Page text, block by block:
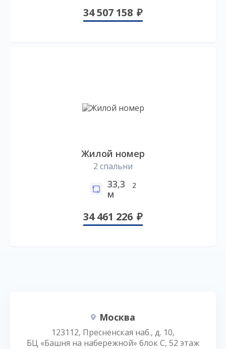
34 507 158
Жилой номер
2 спальни
33,3
м
2
34 461 226
Москва
123112, Пресненская наб., д. 10,
БЦ «Башня на набережной» блок С, 52 этаж